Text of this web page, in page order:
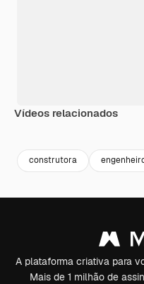
Vídeos relacionados
construtora
A plataforma criativa para
Mais de 1 milhão de